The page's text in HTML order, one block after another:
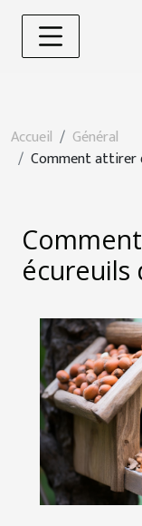
Accueil
Général
Comment attirer
écureuils